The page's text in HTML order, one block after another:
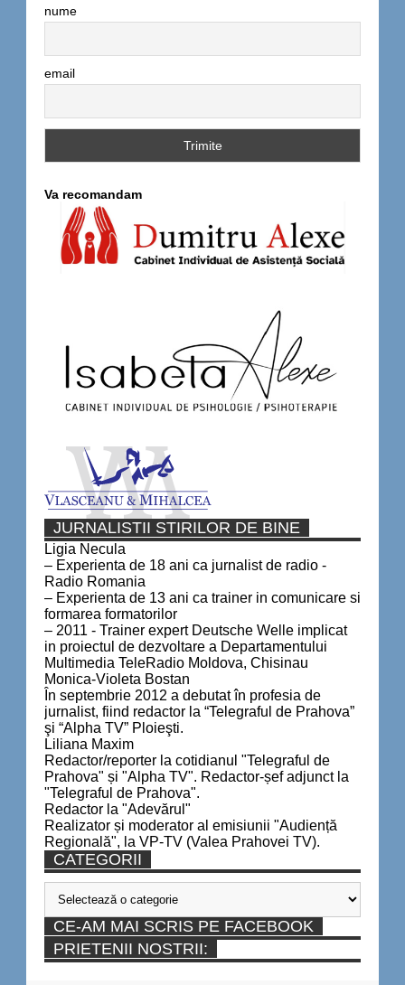
nume
email
Va recomandam
JURNALISTII STIRILOR DE BINE
Ligia Necula
– Experienta de 18 ani ca jurnalist de radio -
Radio Romania
– Experienta de 13 ani ca trainer in comunicare si
formarea formatorilor
– 2011 - Trainer expert Deutsche Welle implicat
in proiectul de dezvoltare a Departamentului
Multimedia TeleRadio Moldova, Chisinau
Monica-Violeta Bostan
În septembrie 2012 a debutat în profesia de
jurnalist, fiind redactor la “Telegraful de Prahova”
şi “Alpha TV” Ploieşti.
Liliana Maxim
Redactor/reporter la cotidianul "Telegraful de
Prahova" și "Alpha TV". Redactor-șef adjunct la
"Telegraful de Prahova".
Redactor la "Adevărul"
Realizator și moderator al emisiunii "Audiență
Regională", la VP-TV (Valea Prahovei TV).
CATEGORII
Categorii
CE-AM MAI SCRIS PE FACEBOOK
PRIETENII NOSTRII: